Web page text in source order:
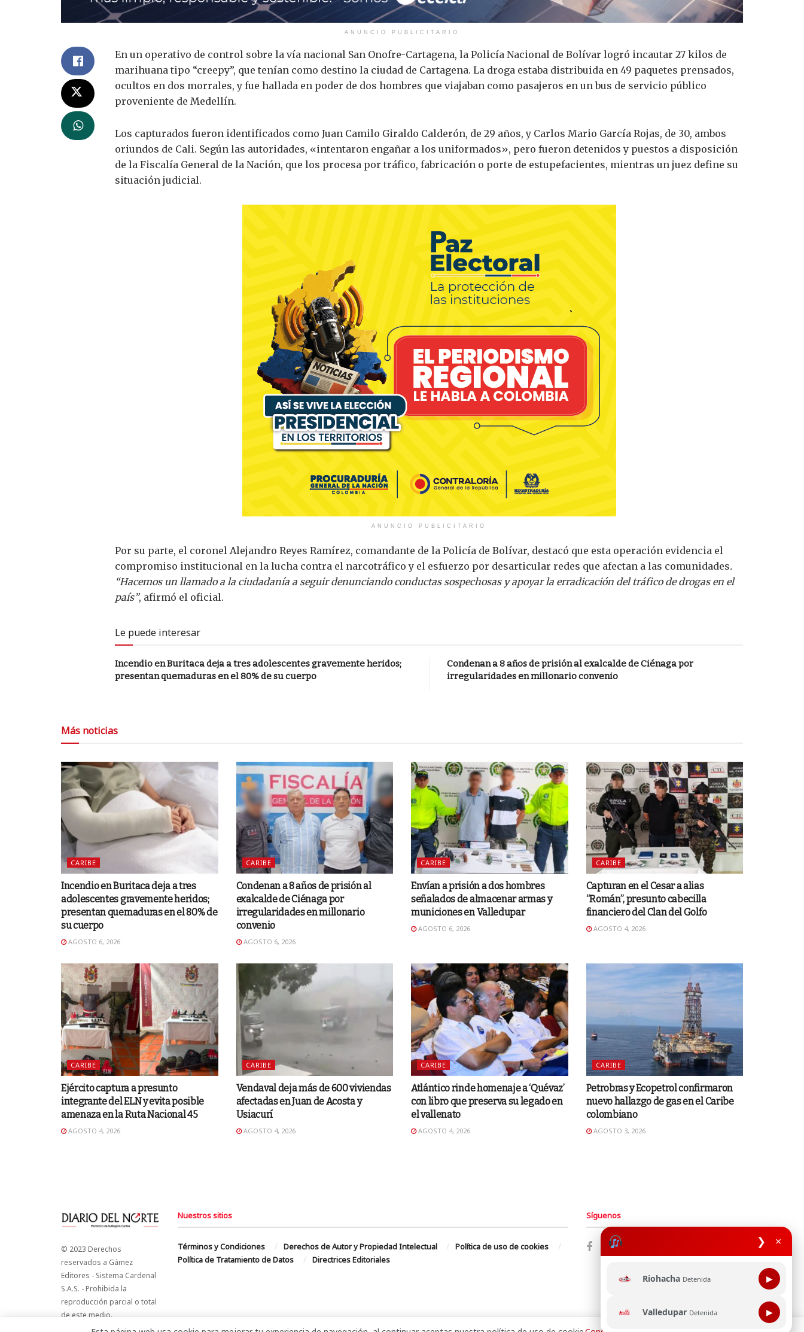
❯ ×
Riohacha Detenida ▶
Valledupar Detenida ▶
ANUNCIO PUBLICITARIO
En un operativo de control sobre la vía nacional San Onofre-Cartagena, la Policía Nacional de Bolívar logró incautar 27 kilos de
marihuana tipo “creepy”, que tenían como destino la ciudad de Cartagena. La droga estaba distribuida en 49 paquetes prensados,
ocultos en dos morrales, y fue hallada en poder de dos hombres que viajaban como pasajeros en un bus de servicio público
proveniente de Medellín.
Los capturados fueron identificados como Juan Camilo Giraldo Calderón, de 29 años, y Carlos Mario García Rojas, de 30, ambos
oriundos de Cali. Según las autoridades, «intentaron engañar a los uniformados», pero fueron detenidos y puestos a disposición
de la Fiscalía General de la Nación, que los procesa por tráfico, fabricación o porte de estupefacientes, mientras un juez define su
situación judicial.
ANUNCIO PUBLICITARIO
Por su parte, el coronel Alejandro Reyes Ramírez, comandante de la Policía de Bolívar, destacó que esta operación evidencia el
compromiso institucional en la lucha contra el narcotráfico y el esfuerzo por desarticular redes que afectan a las comunidades.
“Hacemos un llamado a la ciudadanía a seguir denunciando conductas sospechosas y apoyar la erradicación del tráfico de drogas en el
país”, afirmó el oficial.
Le puede interesar
Incendio en Buritaca deja a tres adolescentes gravemente heridos;
presentan quemaduras en el 80% de su cuerpo
Condenan a 8 años de prisión al exalcalde de Ciénaga por
irregularidades en millonario convenio
Más noticias
CARIBE
Incendio en Buritaca deja a tres
adolescentes gravemente heridos;
presentan quemaduras en el 80% de
su cuerpo
AGOSTO 6, 2026
CARIBE
Condenan a 8 años de prisión al
exalcalde de Ciénaga por
irregularidades en millonario
convenio
AGOSTO 6, 2026
CARIBE
Envían a prisión a dos hombres
señalados de almacenar armas y
municiones en Valledupar
AGOSTO 6, 2026
CARIBE
Capturan en el Cesar a alias
“Román”, presunto cabecilla
financiero del Clan del Golfo
AGOSTO 4, 2026
CARIBE
Ejército captura a presunto
integrante del ELN y evita posible
amenaza en la Ruta Nacional 45
AGOSTO 4, 2026
CARIBE
Vendaval deja más de 600 viviendas
afectadas en Juan de Acosta y
Usiacurí
AGOSTO 4, 2026
CARIBE
Atlántico rinde homenaje a ‘Quévaz’
con libro que preserva su legado en
el vallenato
AGOSTO 4, 2026
CARIBE
Petrobras y Ecopetrol confirmaron
nuevo hallazgo de gas en el Caribe
colombiano
AGOSTO 3, 2026
© 2023 Derechos
reservados a Gámez
Editores - Sistema Cardenal
S.A.S. - Prohibida la
reproducción parcial o total
de este medio.
Nuestros sitios
Términos y Condiciones Derechos de Autor y Propiedad Intelectual
Política de uso de cookies
Política de Tratamiento de Datos
Directrices Editoriales
Síguenos